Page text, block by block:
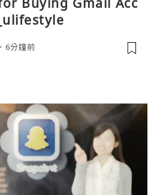
6分鐘前